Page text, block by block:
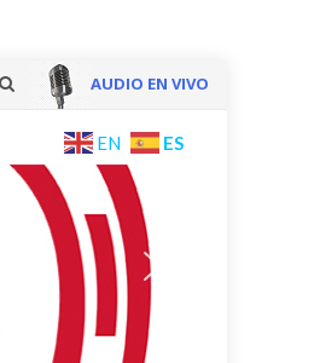
AUDIO EN VIVO
content
EN ES